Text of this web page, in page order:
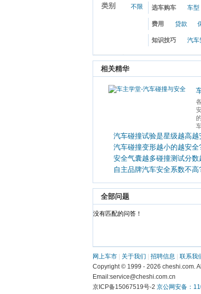
类别 不限 选车购车 车型
费用 贷款
知识技巧 汽车
相关精华
汽车碰撞试验是星级越高越
汽车碰撞变形越小的越安全
安全气囊越多碰撞测试分数
自主品牌汽车安全系数不高
全部问题
没有匹配的问答！
网上车市 关于我们 招聘信息 联系我
Copyright © 1999 - 2026 cheshi.com.
Email:service@cheshi.com.cn
京ICP备15067519号-2 京公网安备：